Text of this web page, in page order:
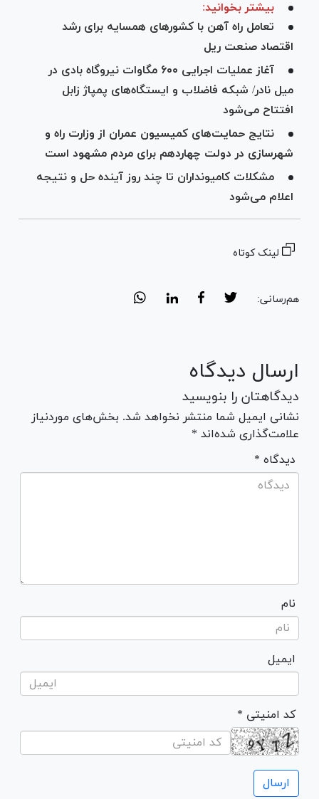
بیشتر بخوانید:
تعامل راه آهن با کشور‌های همسایه برای رشد
اقتصاد صنعت ریل
آغاز عملیات اجرایی ۶۰۰ مگاوات نیروگاه بادی در
میل نادر/ شبکه فاضلاب و ایستگاه‌های پمپاژ زابل
افتتاح می‌شود
نتایج حمایت‌های کمیسیون عمران از وزارت راه و
شهرسازی در دولت چهاردهم برای مردم مشهود است
مشکلات کامیونداران تا چند روز آینده حل و نتیجه
اعلام می‌شود
لینک کوتاه
هم‌رسانی:
ارسال دیدگاه
دیدگاهتان را بنویسید
نشانی ایمیل شما منتشر نخواهد شد. بخش‌های موردنیاز
علامت‌گذاری شده‌اند *
* دیدگاه
نام
ایمیل
* کد امنیتی